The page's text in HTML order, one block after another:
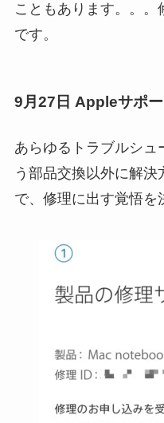
こともあります。。
です。
9月27日 Appleサポー
あらゆるトラブルシュ
う部品交換以外に解
で、修理に出す覚悟を